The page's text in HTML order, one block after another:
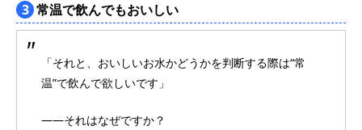
3 常温で飲んでもおいしい
「それと、おいしいお水かどうかを判断する際は“常
温”で飲んで欲しいです」
――それはなぜですか？